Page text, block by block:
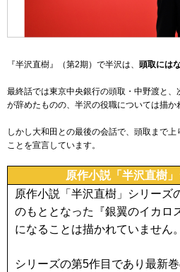
『半沢直樹』（第2期）で半沢は、 頭取には
最終話では東京中央銀行の頭取・中野渡と
が辞めたものの、半沢の役職については描か
しかし大和田との最後の会話で、頭取まで
ことを宣言しています。
原作小説「半沢直樹
原作小説「半沢直樹」シリーズ
のもととなった『銀翼のイカロ
になることは描かれていません。
シリーズの第5作目であり最新